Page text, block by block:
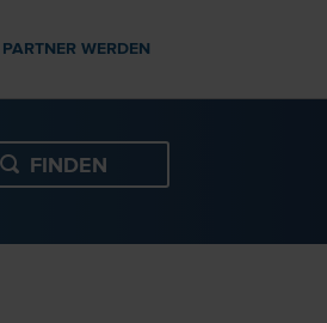
PARTNER WERDEN